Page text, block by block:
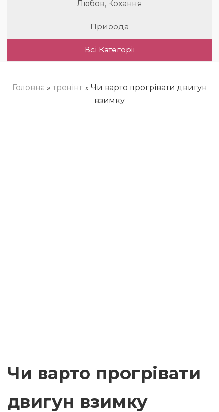
Любов, Кохання
Природа
Всі Категорії
Головна »тренінг» Чи варто прогрівати двигун
взимку
Чи варто прогрівати
двигун взимку